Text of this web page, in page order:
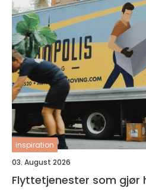
inspiration
03. August 2026
Flyttetjenester som gjør